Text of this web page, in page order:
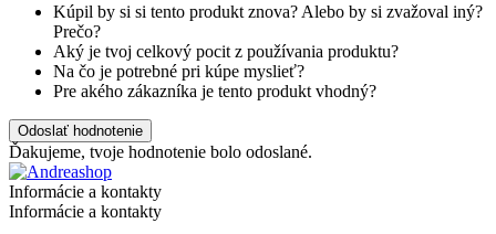
Kúpil by si si tento produkt znova? Alebo by si zvažoval iný?
Prečo?
Aký je tvoj celkový pocit z používania produktu?
Na čo je potrebné pri kúpe myslieť?
Pre akého zákazníka je tento produkt vhodný?
Odoslať hodnotenie
Ďakujeme, tvoje hodnotenie bolo odoslané.
Informácie a kontakty
Informácie a kontakty